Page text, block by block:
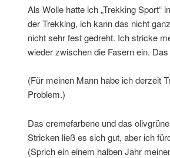
Als Wolle hatte ich „Trekking Sport“
der Trekking, ich kann das nicht
nicht sehr fest gedreht. Ich stricke
wieder zwischen die Fasern ein.
(Für meinen Mann habe ich derzeit
Problem.)
Das cremefarbene und das
Stricken ließ es sich gut, aber ich
(Sprich ein einem halben Jahr